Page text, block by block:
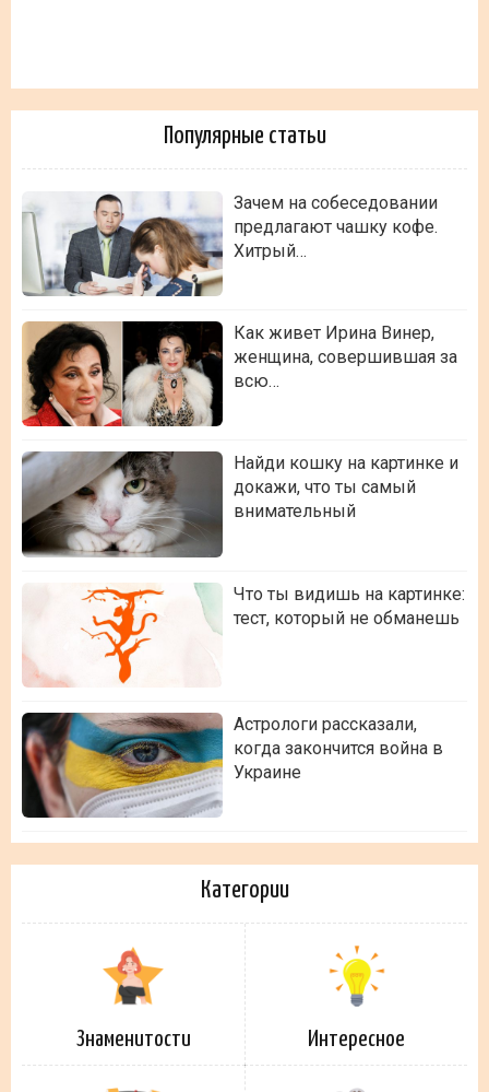
Популярные статьи
Зачем на собеседовании
предлагают чашку кофе.
Хитрый…
Как живет Ирина Винер,
женщина, совершившая за
всю…
Найди кошку на картинке и
докажи, что ты самый
внимательный
Что ты видишь на картинке:
тест, который не обманешь
Астрологи рассказали,
когда закончится война в
Украине
Категории
Знаменитости Интересное